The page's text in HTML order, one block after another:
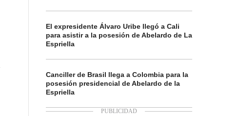
El expresidente Álvaro Uribe llegó a Cali
para asistir a la posesión de Abelardo de La
Espriella
Canciller de Brasil llega a Colombia para la
posesión presidencial de Abelardo de la
Espriella